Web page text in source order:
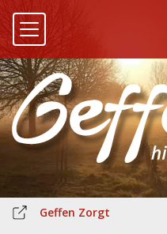
Geffen Zorgt